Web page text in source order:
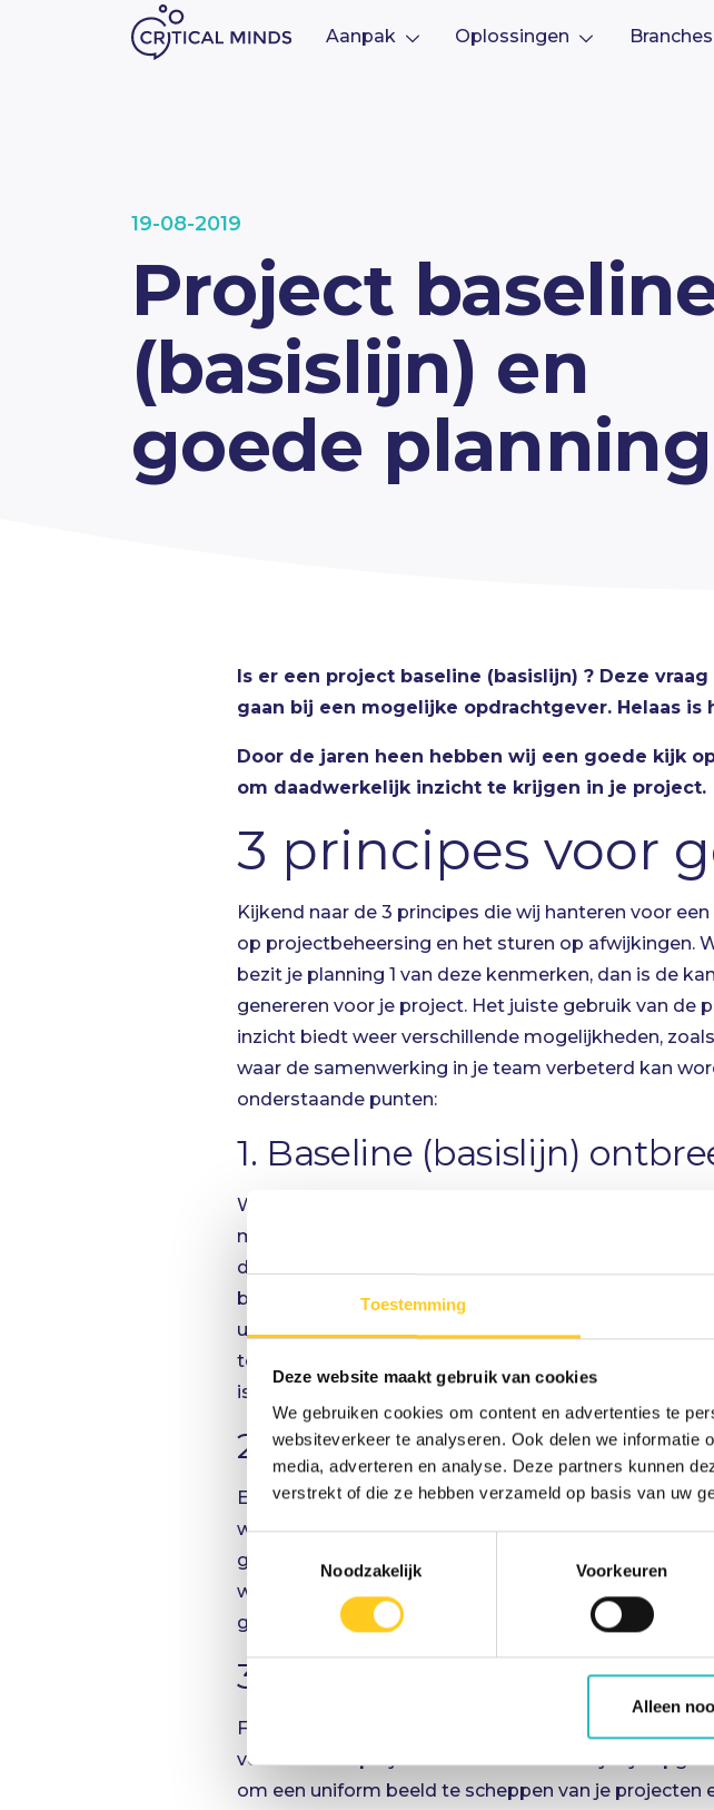
Toestemming
Deze website maakt gebruik van cookies
We gebruiken cookies om content en advertenties te
websiteverkeer te analyseren. Ook delen we
media, adverteren en analyse. Deze partners kunnen
verstrekt of die ze hebben verzameld op basis van uw
Noodzakelijk
Voorkeuren
Alleen
Aanpak Oplossingen Branches
19-08-2019
Project
(basislijn) en
goede planning
Is er een project baseline (basislijn) ? Deze
gaan bij een mogelijke opdrachtgever. Helaas
Door de jaren heen hebben wij een goede kijk
om daadwerkelijk inzicht te krijgen in je project.
3 principes voor
Kijkend naar de 3 principes die wij hanteren voor
op projectbeheersing en het sturen op afwijkingen.
bezit je planning 1 van deze kenmerken, dan is de
genereren voor je project. Het juiste gebruik van de
inzicht biedt weer verschillende mogelijkheden, zoals
waar de samenwerking in je team verbeterd kan
onderstaande punten:
1. Baseline (basislijn)
Wanneer het plan is gemaakt waar iedereen achter
maken. Net zoals het ook slim is om nieuwe
daarmee akkoord is. Waarom? Eén van de redenen
beeld kan genereren als er een vertraging of een
uitleggen aan het team of opdrachtgever is een
te hangen. Daarnaast heb je altijd helder wat je
is en het zwaartepunt van het project verschuift van
2. Statusdatum niet verzet
Een goede planning wordt bijgewerkt en wij
waarbij de statusdatum 1 jaar voor de datum van
geeft in de huidige status van het project. Verzet
werk ook daadwerkelijk uitvoeren. Lees
hier
geven.
3. Geen uniforme WBS
Fases, afdelingen, producten: we komen vaak een
verschillende projecten binnen een bedrijf zijn
om een uniform beeld te scheppen van je